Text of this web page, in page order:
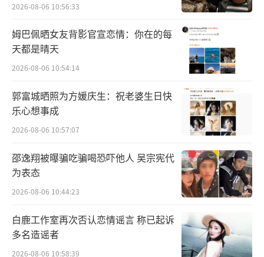
作为电影《倒数说爱你》的同名宣传曲，
这首歌的歌词浪漫且俏皮，歌曲律动十足，以
欢快的前奏铺垫轻松氛围，而艾热AIR和王以太
增强甜蜜感与空间感。艾热AIR开场便描述了恋
爱中满眼皆是对方的甜蜜，就连生活化的小插
曲片段也饱含心动；王以太则唱出了相恋之人
在兜兜转转中的执着与坚持，过程甜虐交织，
所幸回首依然是心中的那个人，完美点明主
2026-08-06 10:56:33
姆巴佩晒女友背影官宣恋情：你在的每
天都是晴天
2026-08-06 10:54:14
郭富城晒照为方媛庆生：祝老婆生日快
乐心想事成
2026-08-06 10:57:07
邵逸翔被曝骗吃骗喝恐吓他人 吴宗宪代
为表态
2026-08-06 10:44:23
白鹿工作室再次否认恋情谣言 称已起诉
多名造谣者
2026-08-06 10:58:39